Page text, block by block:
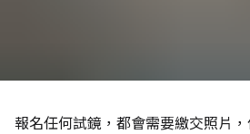
報名任何試鏡，都會需要繳交照片